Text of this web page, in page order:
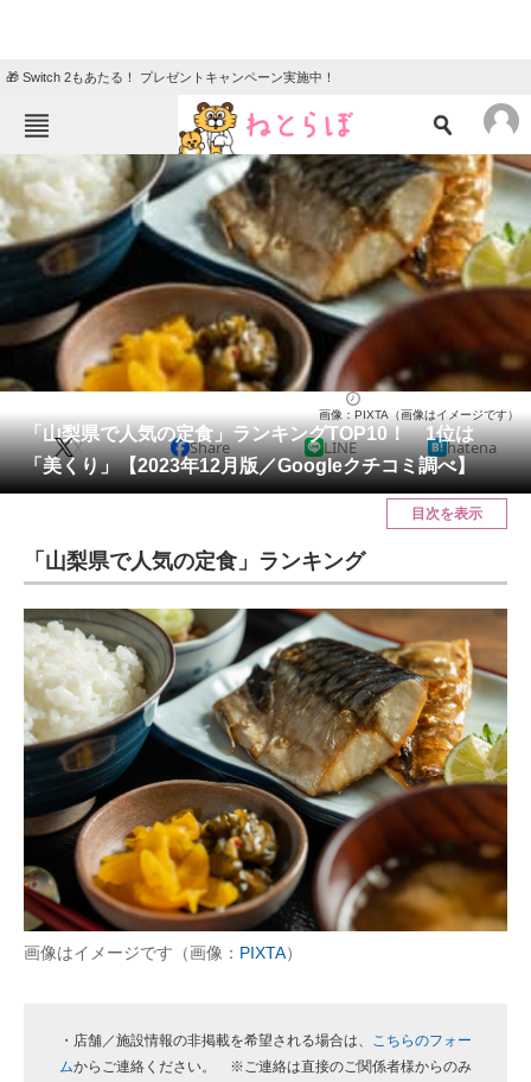
🎁 Switch 2もあたる！ プレゼントキャンペーン実施中！
ねとらぼメニュー
TOP ニュース
エンタメ クイズ
地域
住まい 教育・育児
動物 リサーチ
会員記事
メディア
ITの今と未来を見通す
スマホと通信の最新トレンド
進化するPCとデバイスの未来
好きが集まる 比べて選べる
ビジネスと働き方のヒント
AI活用のいまが分かる
企業ITのトレンドを詳説
ITエンジニア向け専門サイト
「山梨県で人気の定食」ランキングTOP10！ 1位は
「美くり」【2023年12月版／Googleクチコミ調べ】
画像：PIXTA（画像はイメージです）
X Share LINE hatena
目次を表示
「山梨県で人気の定食」ランキング
画像はイメージです（画像： PIXTA）
・店舗／施設情報の非掲載を希望される場合は、 こちらのフォー
ムからご連絡ください。 ※ご連絡は直接のご関係者様からのみ